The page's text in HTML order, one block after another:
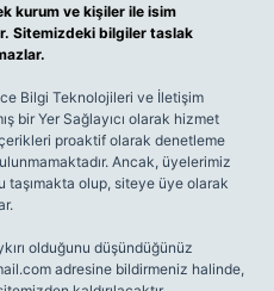
kurum ve kişiler ile isim
Sitemizdeki bilgiler taslak
Bilgi Teknolojileri ve İletişim
bir Yer Sağlayıcı olarak hizmet
proaktif olarak denetleme
Ancak, üyelerimiz
taşımakta olup, siteye üye olarak
olduğunu düşündüğünüz
adresine bildirmeniz halinde,